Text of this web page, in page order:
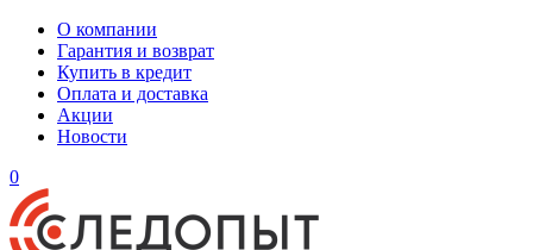
О компании
Гарантия и возврат
Купить в кредит
Оплата и доставка
Акции
Новости
0